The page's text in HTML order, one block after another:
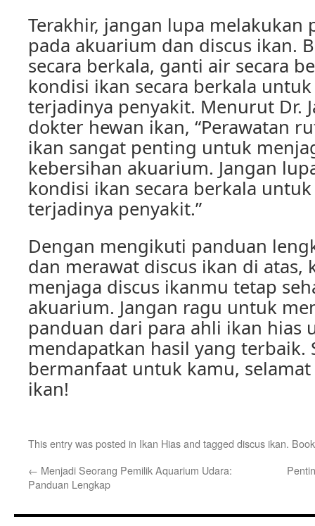
Terakhir, jangan lupa melakukan
pada akuarium dan discus ikan.
secara berkala, ganti air secara
kondisi ikan secara berkala
terjadinya penyakit. Menurut Dr.
dokter hewan ikan, “Perawatan
ikan sangat penting untuk
kebersihan akuarium. Jangan
kondisi ikan secara berkala
terjadinya penyakit.”
Dengan mengikuti panduan
dan merawat discus ikan di atas,
menjaga discus ikanmu tetap
akuarium. Jangan ragu untuk
panduan dari para ahli ikan hias
mendapatkan hasil yang terbaik.
bermanfaat untuk kamu,
ikan!
This entry was posted in Ikan Hiasand tagged discus ikan.
← Menjadi Seorang Pemilik Aquarium Udara:
Panduan Lengkap